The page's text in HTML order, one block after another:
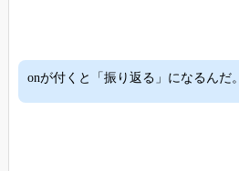
onが付くと「振り返る」になるんだ。